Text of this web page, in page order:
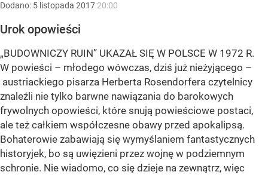
Dodano: 5 listopada 2017 20:00
Urok opowieści
„BUDOWNICZY RUIN” UKAZAŁ SIĘ W POLSCE W 1972 R.
W powieści – młodego wówczas, dziś już nieżyjącego –
austriackiego pisarza Herberta Rosendorfera czytelnicy
znaleźli nie tylko barwne nawiązania do barokowych
frywolnych opowieści, które snują powieściowe postaci,
ale też całkiem współczesne obawy przed apokalipsą.
Bohaterowie zabawiają się wymyślaniem fantastycznych
historyjek, bo są uwięzieni przez wojnę w podziemnym
schronie. Nie wiadomo, co się dzieje na zewnątrz, więc